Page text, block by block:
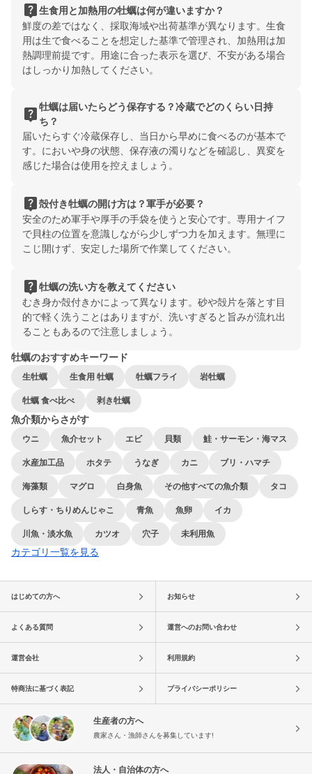
live_help生食用と加熱用の牡蠣は何が違いますか？
鮮度の差ではなく、採取海域や出荷基準が異なります。生食
用は生で食べることを想定した基準で管理され、加熱用は加
熱調理前提です。用途に合った表示を選び、不安がある場合
はしっかり加熱してください。
live_help牡蠣は届いたらどう保存する？冷蔵でどのくらい日持
ち？
届いたらすぐ冷蔵保存し、当日から早めに食べるのが基本で
す。においや身の状態、保存液の濁りなどを確認し、異変を
感じた場合は使用を控えましょう。
live_help殻付き牡蠣の開け方は？軍手が必要？
安全のため軍手や厚手の手袋を使うと安心です。専用ナイフ
で貝柱の位置を意識しながら少しずつ力を加えます。無理に
こじ開けず、安定した場所で作業してください。
live_help牡蠣の洗い方を教えてください
むき身か殻付きかによって異なります。砂や殻片を落とす目
的で軽く洗うことはありますが、洗いすぎると旨みが流れ出
ることもあるので注意しましょう。
牡蠣のおすすめキーワード
生牡蠣 生食用 牡蠣 牡蠣フライ 岩牡蠣
牡蠣 食べ比べ 剥き牡蠣
魚介類からさがす
ウニ 魚介セット エビ 貝類 鮭・サーモン・海マス
水産加工品 ホタテ うなぎ カニ ブリ・ハマチ
海藻類 マグロ 白身魚 その他すべての魚介類 タコ
しらす・ちりめんじゃこ 青魚 魚卵 イカ
川魚・淡水魚 カツオ 穴子 未利用魚
カテゴリ一覧を見る
はじめての方へ お知らせ
よくある質問 運営へのお問い合わせ
運営会社 利用規約
特商法に基づく表記 プライバシーポリシー
生産者の方へ
農家さん・漁師さんを募集しています!
法人・自治体の方へ